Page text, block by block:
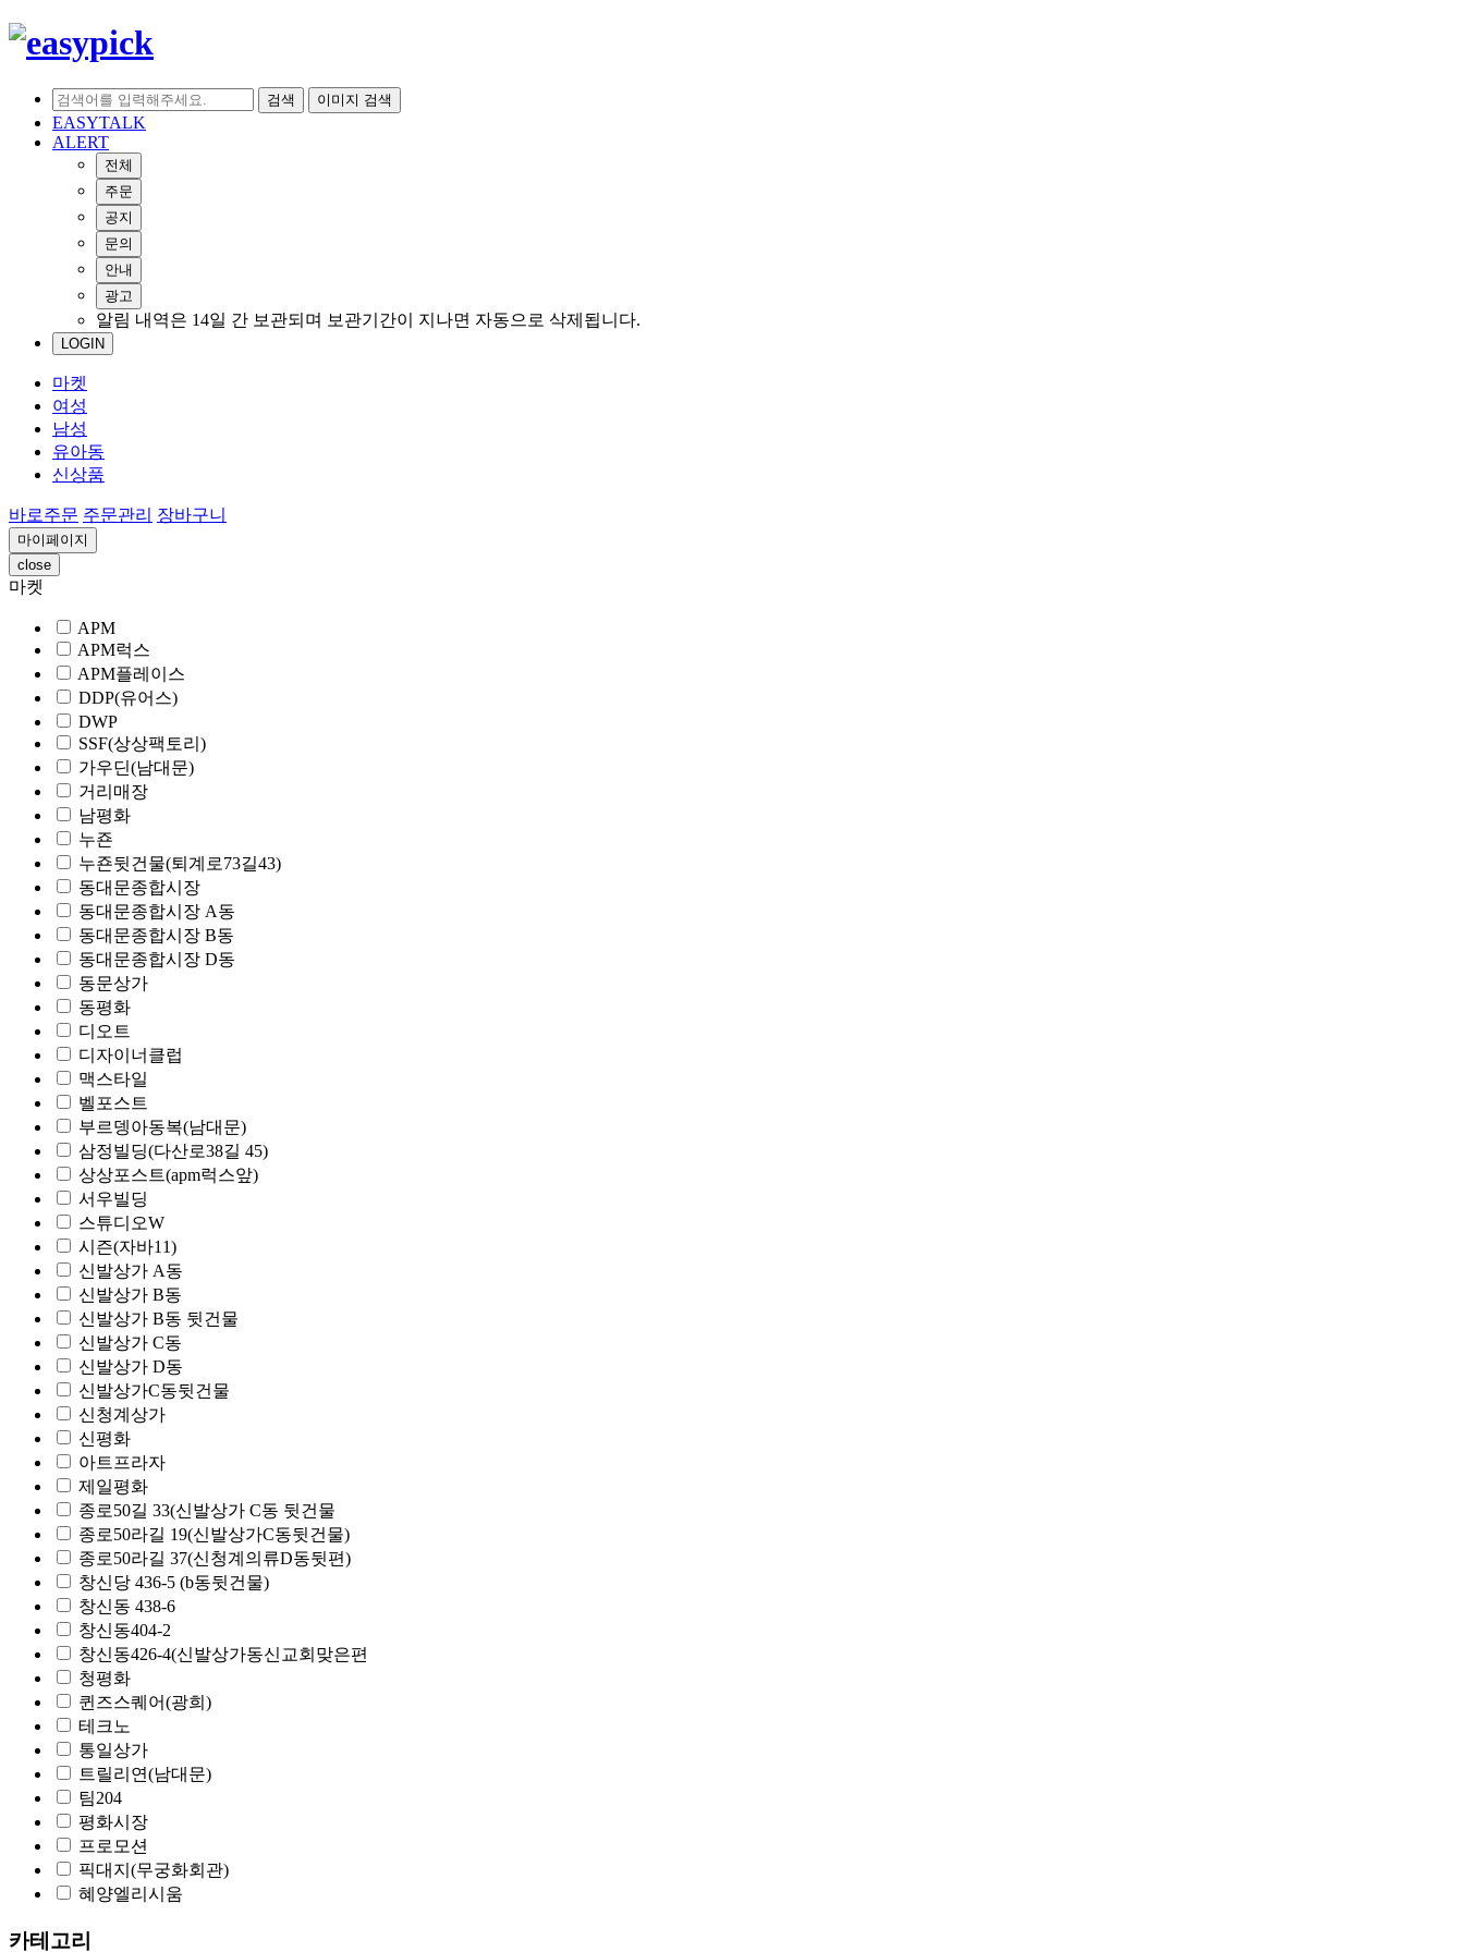
검색 이미지 검색
EASYTALK
ALERT
전체
주문
공지
문의
안내
광고
알림 내역은 14일 간 보관되며 보관기간이 지나면 자동으로 삭제됩니다.
LOGIN
마켓
여성
남성
유아동
신상품
바로주문 주문관리 장바구니
마이페이지
close
마켓
APM
APM럭스
APM플레이스
DDP(유어스)
DWP
SSF(상상팩토리)
가우딘(남대문)
거리매장
남평화
누죤
누죤뒷건물(퇴계로73길43)
동대문종합시장
동대문종합시장 A동
동대문종합시장 B동
동대문종합시장 D동
동문상가
동평화
디오트
디자이너클럽
맥스타일
벨포스트
부르뎅아동복(남대문)
삼정빌딩(다산로38길 45)
상상포스트(apm럭스앞)
서우빌딩
스튜디오W
시즌(자바11)
신발상가 A동
신발상가 B동
신발상가 B동 뒷건물
신발상가 C동
신발상가 D동
신발상가C동뒷건물
신청계상가
신평화
아트프라자
제일평화
종로50길 33(신발상가 C동 뒷건물
종로50라길 19(신발상가C동뒷건물)
종로50라길 37(신청계의류D동뒷편)
창신당 436-5 (b동뒷건물)
창신동 438-6
창신동404-2
창신동426-4(신발상가동신교회맞은편
청평화
퀸즈스퀘어(광희)
테크노
통일상가
트릴리연(남대문)
팀204
평화시장
프로모션
픽대지(무궁화회관)
혜양엘리시움
카테고리